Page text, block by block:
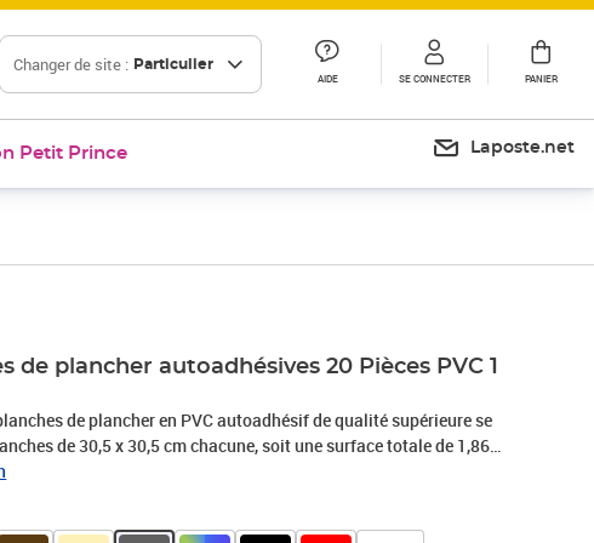
Changer de site : Particulier
AIDE SE CONNECTER PANIER
Petit Prince Laposte.net
de plancher autoadhésives 20 Pièces PVC 1
de plancher en PVC autoadhésif de qualité supérieure se
de 30,5 x 30,5 cm chacune, soit une surface totale de 1,86
en PVC ressemblent à une texture naturelle authentique
tout en offrant plus de durabilité et moins d'entretien. Ces